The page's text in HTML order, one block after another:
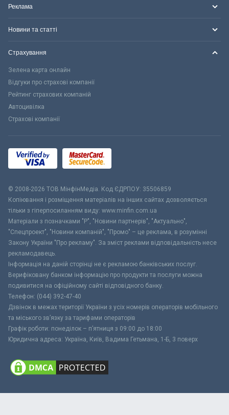
Реклама
Новини та статті
Страхування
Зелена карта онлайн
Відгуки про страхові компанії
Рейтинг страхових компаній
Автоцивілка
Страхові компанії
© 2008-2026 ТОВ МiнфiнМедiа. Код ЄДРПОУ: 35506859
Копіювання і розміщення матеріалів на інших сайтах дозволяється
тільки з гіперпосиланням виду: www.minfin.com.ua
Матеріали з позначками "Р", "Новини партнерів", "Актуально",
"Спецпроект", "Новини компаній", "Промо" – це реклама, в розумінні
Закону України "Про рекламу". За зміст реклами відповідальність несе
рекламодавець.
Інформація на даній сторінці не є рекламою банківських послуг.
Верифіковану банком інформацію про продукти та послуги можна
подивитися на офіційному сайті відповідного банку.
Телефон: (044) 392-47-40
Дзвінок в межах території України з усіх номерів операторів мобільного
та міського зв’язку за тарифами операторів
Графік роботи: понеділок – п’ятниця з 09:00 до 18:00
Юридична адреса: Україна, Київ, Вадима Гетьмана, 1-Б, 3 поверх